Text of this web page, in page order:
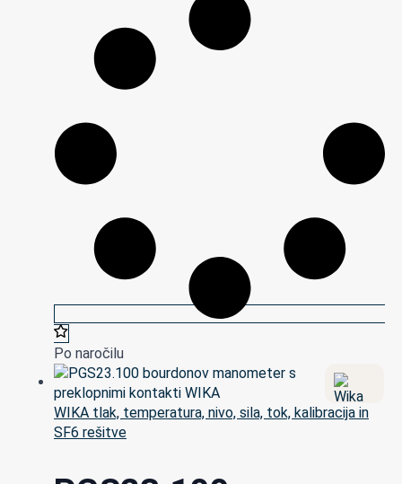
Po naročilu
WIKA tlak, temperatura, nivo, sila, tok, kalibracija in
SF6 rešitve